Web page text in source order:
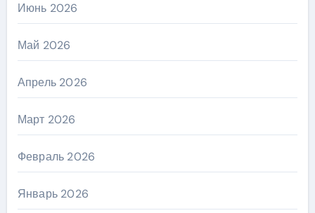
Июнь 2026
Май 2026
Апрель 2026
Март 2026
Февраль 2026
Январь 2026